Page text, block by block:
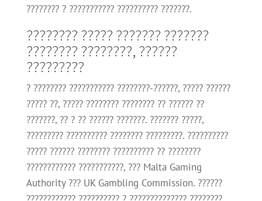
???????? ? ??????????? ?????????? ???????.
???????? ????? ??????? ???????
???????? ????????, ??????
?????????
? ???????? ??????????? ????????-??????, ????? ??????
????? ??, ????? ???????? ???????? ?? ?????? ??
???????, ?? ? ?? ?????? ???????. ??????? ?????,
????????? ?????????? ???????? ?????????. ??????????
????? ?????? ???????? ?????????? ?? ????????
???????????? ???????????, ??? Malta Gaming
Authority ??? UK Gambling Commission. ??????